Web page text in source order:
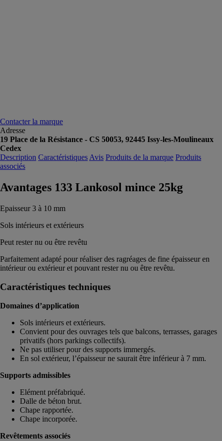
Contacter la marque
Adresse
19 Place de la Résistance - CS 50053, 92445 Issy-les-Moulineaux
Cedex
Description Caractéristiques Avis Produits de la marque Produits
associés
Avantages 133 Lankosol mince 25kg
Epaisseur 3 à 10 mm
Sols intérieurs et extérieurs
Peut rester nu ou être revêtu
Parfaitement adapté pour réaliser des ragréages de fine épaisseur en
intérieur ou extérieur et pouvant rester nu ou être revêtu.
Caractéristiques techniques
Domaines d’application
Sols intérieurs et extérieurs.
Convient pour des ouvrages tels que balcons, terrasses, garages
privatifs (hors parkings collectifs).
Ne pas utiliser pour des supports immergés.
En sol extérieur, l’épaisseur ne saurait être inférieur à 7 mm.
Supports admissibles
Elément préfabriqué.
Dalle de béton brut.
Chape rapportée.
Chape incorporée.
Revêtements associés